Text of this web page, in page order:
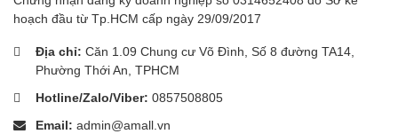
hoạch đầu từ Tp.HCM cấp ngày 29/09/2017
Địa chỉ: Căn 1.09 Chung cư Võ Đình, Số 8 đường TA14,
Phường Thới An, TPHCM
Hotline/Zalo/Viber: 0857508805
Email: admin@amall.vn